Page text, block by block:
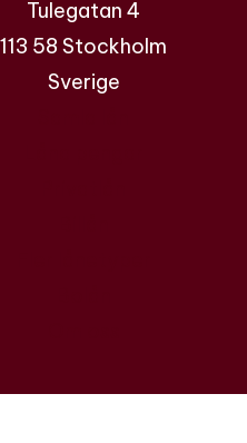
Tulegatan 4
113 58 Stockholm
Sverige